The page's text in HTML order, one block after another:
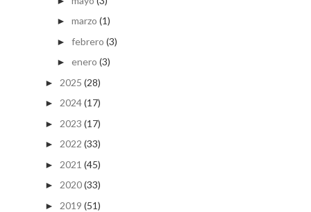
► marzo (1)
► febrero (3)
► enero (3)
► 2025 (28)
► 2024(17)
► 2023 (17)
► 2022 (33)
► 2021 (45)
► 2020(33)
► 2019 (51)